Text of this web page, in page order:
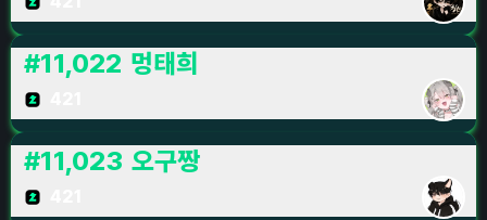
#11,022 멍태희
#11,023 오구짱